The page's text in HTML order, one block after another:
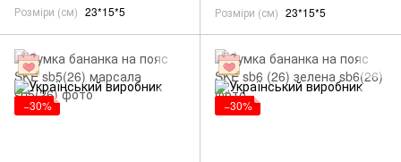
Розміри (см) 23*15*5
Розміри (см) 23*15*5
−30% −30%